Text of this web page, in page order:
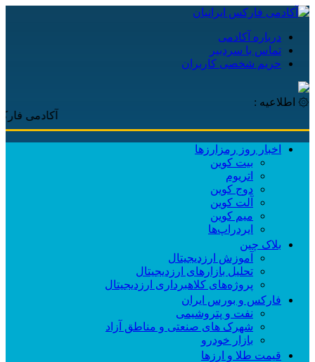
درباره آکادمی
تماس با سردبیر
حریم شخصی کاربران
۞ اطلاعیه :
آکادمی فارکس
اخبار روز رمزارزها
بیت کوین
اتریوم
دوج کوین
آلت کوین
میم کوین‌
ایردراپ‌ها
بلاک چین
آموزش ارزدیجیتال
تحلیل بازارهای ارزدیجیتال
پروژه‌های کلاهبرداری ارزدیجیتال
فارکس و بورس ایران
نفت و پتروشیمی
شهرک های صنعتی و مناطق آزاد
بازار خودرو
قیمت طلا و ارزها